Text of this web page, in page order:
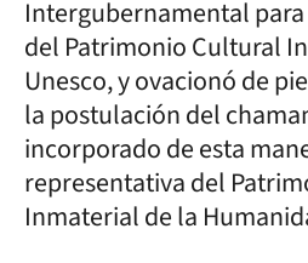
Intergubernamental
del Patrimonio Cultural
Unesco, y ovacionó de
la postulación del
incorporado de esta
representativa del
Inmaterial de la